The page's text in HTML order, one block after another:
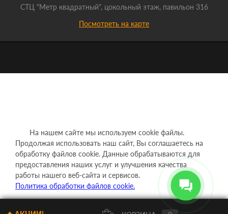
СТЦ "Метр квадратный", цокольный этаж, павильон 316
Посмотреть на карте
На нашем сайте мы используем cookie файлы.
Продолжая использовать наш сайт, Вы соглашаетесь на
обработку файлов cookie. Данные обрабатываются для
предоставления наших услуг и улучшения качества
работы нашего веб-сайта и сервисов.
Политика обработки файлов cookie.